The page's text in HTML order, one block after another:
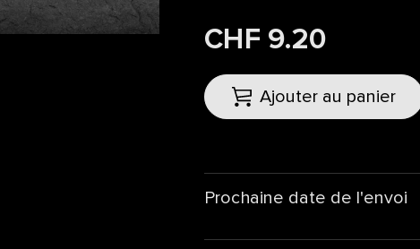
CHF 9.20
Ajouter au panier
Prochaine date de l'envoi